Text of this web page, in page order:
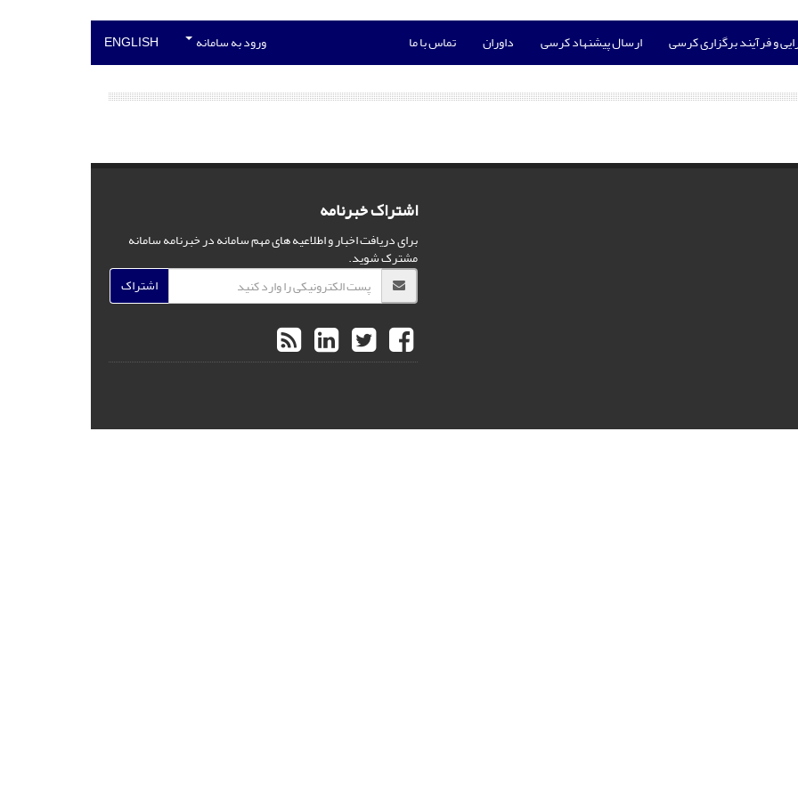
و فرآیند برگزاری کرسی ارسال پیشنهاد کرسی داوران تماس با ما ورود به سامانه ENGLISH
اشتراک خبرنامه
برای دریافت اخبار و اطلاعیه های مهم سامانه در خبرنامه سامانه
مشترک شوید.
اشتراک